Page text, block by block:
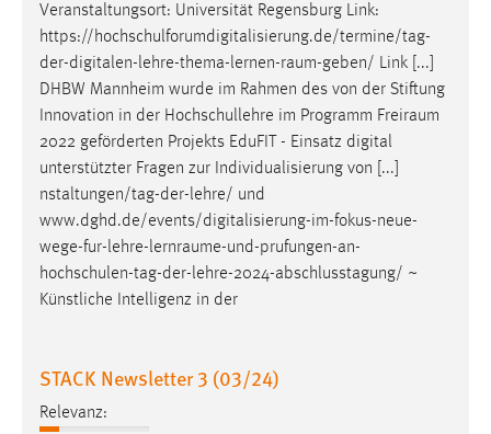
Veranstaltungsort: Universität Regensburg Link:
https://hochschulforumdigitalisierung.de/termine/tag-
der-digitalen-lehre-thema-lernen-raum-geben/ Link [...]
DHBW Mannheim wurde im Rahmen des von der Stiftung
Innovation in der Hochschullehre im Programm Freiraum
2022 geförderten Projekts EduFIT - Einsatz digital
unterstützter Fragen zur Individualisierung von [...]
nstaltungen/tag-der-lehre/ und
www.dghd.de/events/digitalisierung-im-fokus-neue-
wege-fur-lehre-lernraume-und-prufungen-an-
hochschulen-tag-der-lehre-2024-abschlusstagung/ ~
Künstliche Intelligenz in der
STACK Newsletter 3 (03/24)
Relevanz:
Login
Name:
fe_user, be_user, be_lastLoginProvider
Zweck:
Dieser Cookie ist notwendig um sich an der Website
einloggen zu können.
Cookie Laufzeit:
24 Stunden
Statistik Cookies erfassen Informationen anonym.
unsere Besucher unsere Website nutzen.